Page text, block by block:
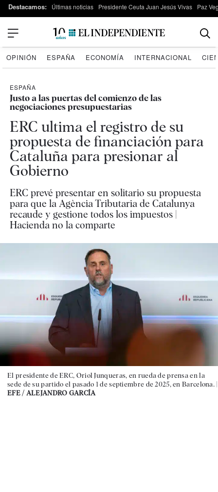
Destacamos: Últimas noticias Presidente Ceuta Juan Jesús Vivas Paz
OPINIÓN ESPAÑA ECONOMÍA INTERNACIONAL
ESPAÑA
Justo a las puertas del comienzo de las
negociaciones presupuestarias
ERC ultima el registro de su
propuesta de financiación para
Cataluña para presionar al
Gobierno
ERC prevé presentar en solitario su propuesta
para que la Agència Tributaria de Catalunya
recaude y gestione todos los impuestos |
Hacienda no la comparte
El presidente de ERC, Oriol Junqueras, en rueda de prensa en la
sede de su partido el pasado 1 de septiembre de 2025, en Barcelona. |
EFE / ALEJANDRO GARCÍA